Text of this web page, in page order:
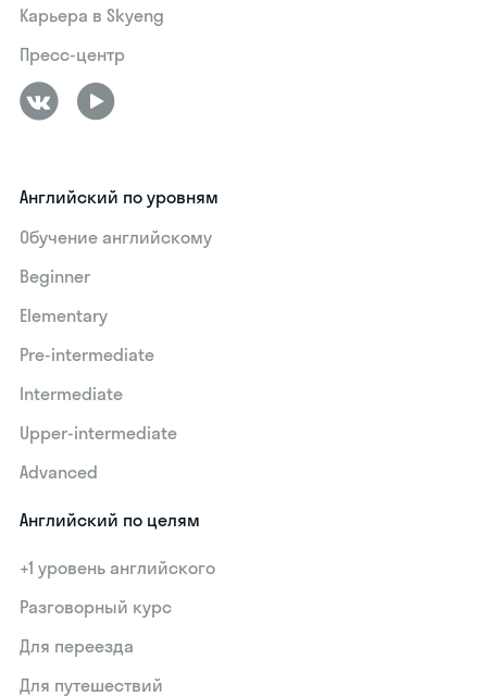
Карьера в Skyeng
Пресс-центр
Английский по уровням
Обучение английскому
Beginner
Elementary
Pre-intermediate
Intermediate
Upper-intermediate
Advanced
Английский по целям
+1 уровень английского
Разговорный курс
Для переезда
Для путешествий